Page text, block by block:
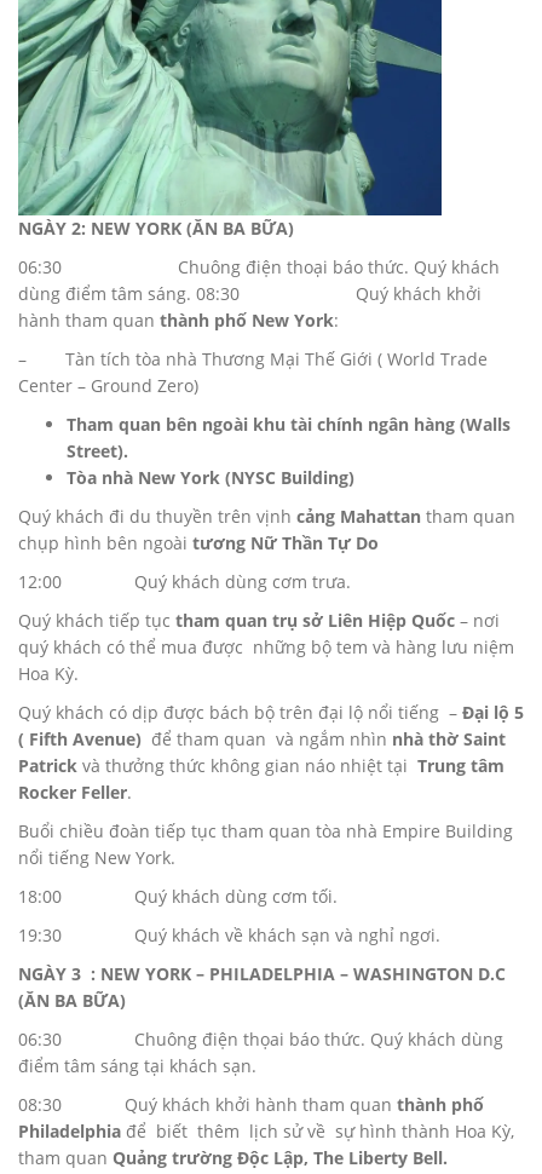
NGÀY 2: NEW YORK (ĂN BA BỮA)
06:30 Chuông điện thoại báo thức. Quý khách
dùng điểm tâm sáng. 08:30 Quý khách khởi
hành tham quan thành phố New York:
– Tàn tích tòa nhà Thương Mại Thế Giới ( World Trade
Center – Ground Zero)
Tham quan bên ngoài khu tài chính ngân hàng (Walls
Street).
Tòa nhà New York (NYSC Building)
Quý khách đi du thuyền trên vịnh cảng Mahattan tham quan
chụp hình bên ngoài tương Nữ Thần Tự Do
12:00 Quý khách dùng cơm trưa.
Quý khách tiếp tục tham quan trụ sở Liên Hiệp Quốc – nơi
quý khách có thể mua được những bộ tem và hàng lưu niệm
Hoa Kỳ.
Quý khách có dịp được bách bộ trên đại lộ nổi tiếng – Đại lộ 5
( Fifth Avenue) để tham quan và ngắm nhìn nhà thờ Saint
Patrick và thưởng thức không gian náo nhiệt tại Trung tâm
Rocker Feller.
Buổi chiều đoàn tiếp tục tham quan tòa nhà Empire Building
nổi tiếng New York.
18:00 Quý khách dùng cơm tối.
19:30 Quý khách về khách sạn và nghỉ ngơi.
NGÀY 3 : NEW YORK – PHILADELPHIA – WASHINGTON D.C
(ĂN BA BỮA)
06:30 Chuông điện thọai báo thức. Quý khách dùng
điểm tâm sáng tại khách sạn.
08:30 Quý khách khởi hành tham quan thành phố
Philadelphia để biết thêm lịch sử về sự hình thành Hoa Kỳ,
tham quan Quảng trường Độc Lập, The Liberty Bell.